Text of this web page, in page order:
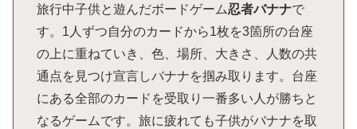
旅行中子供と遊んだボードゲーム忍者バナナで
す。1人ずつ自分のカードから1枚を3箇所の台座
の上に重ねていき、色、場所、大きさ、人数の共
通点を見つけ宣言しバナナを掴み取ります。台座
にある全部のカードを受取り一番多い人が勝ちと
なるゲームです。旅に疲れても子供がバナナを取